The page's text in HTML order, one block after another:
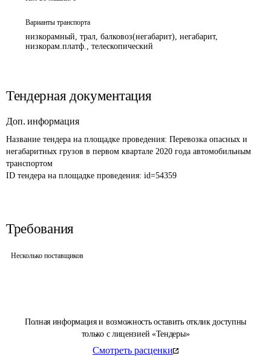
Полная информация и возможность оставить отклик доступны
только с лицензией «Тендеры»
Смотреть расценки
Варианты транспорта
низкорамный, трал, балковоз(негабарит), негабарит,
низкорам.платф., телескопический
Тендерная документация
Доп. информация
Название тендера на площадке проведения: Перевозка опасных и
негабаритных грузов в первом квартале 2020 года автомобильным
транспортом
ID тендера на площадке проведения: id=54359
Требования
Несколько поставщиков